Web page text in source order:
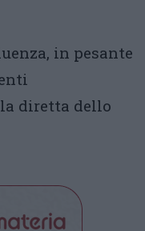
in pesante
diretta dello